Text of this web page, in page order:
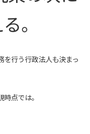
。
を行う行政法人も決まっ
点では。